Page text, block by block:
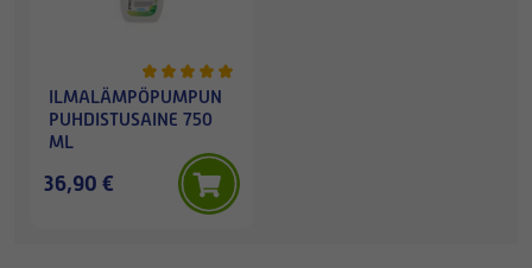
ILMALÄMPÖPUMPUN
PUHDISTUSAINE 750
ML
36,90 €